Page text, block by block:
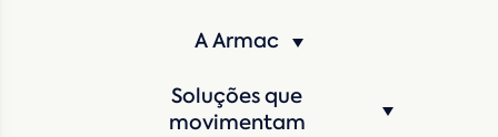
A Armac
Soluções que
movimentam